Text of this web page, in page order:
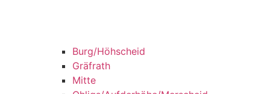
Burg/​Höhscheid
Grä­f­rath
Mit­te